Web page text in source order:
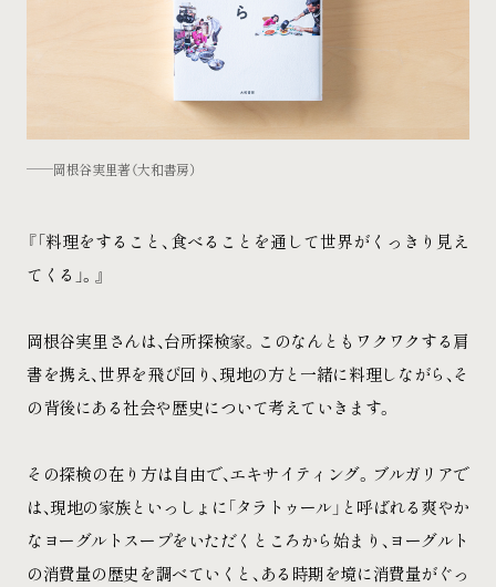
岡根谷実里著（大和書房）
『「料理をすること、食べることを通して世界がくっきり見え
てくる」。』
岡根谷実里さんは、台所探検家。このなんともワクワクする肩
書を携え、世界を飛び回り、現地の方と一緒に料理しながら、そ
の背後にある社会や歴史について考えていきます。
その探検の在り方は自由で、エキサイティング。ブルガリアで
は、現地の家族といっしょに「タラトゥール」と呼ばれる爽やか
なヨーグルトスープをいただくところから始まり、ヨーグルト
の消費量の歴史を調べていくと、ある時期を境に消費量がぐっ